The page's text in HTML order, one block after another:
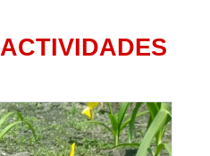
ACTIVIDADES